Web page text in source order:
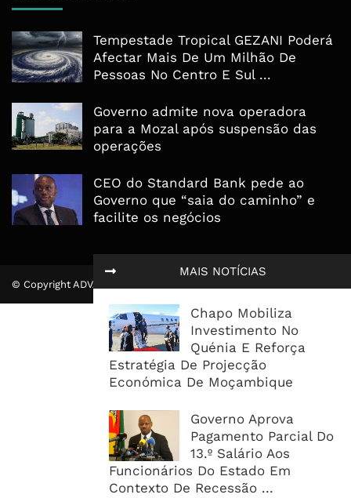
MAIS NOTÍCIAS
Chapo Mobiliza
Investimento No
Quénia E Reforça
Estratégia De Projecção
Económica De Moçambique
Governo Aprova
Pagamento Parcial Do
13.º Salário Aos
Funcionários Do Estado Em
Contexto De Recessão ...
Tempestade Tropical GEZANI Poderá
Afectar Mais De Um Milhão De
Pessoas No Centro E Sul ...
Governo admite nova operadora
para a Mozal após suspensão das
operações
CEO do Standard Bank pede ao
Governo que “saia do caminho” e
facilite os negócios
© Copyright ADVALUE. Todos Direitos Reservados.